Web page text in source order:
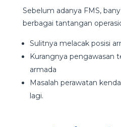
Sebelum adanya FMS,
berbagai tantangan
Sulitnya melacak posisi
Kurangnya pengawasan
armada
Masalah perawatan
lagi.